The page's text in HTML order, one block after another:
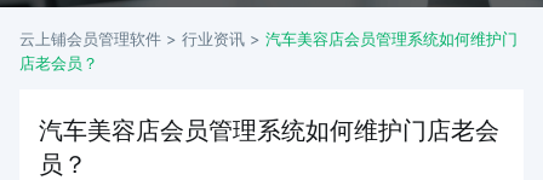
云上铺会员管理软件 > 行业资讯 > 汽车美容店会员管理系统如何维护门
店老会员？
汽车美容店会员管理系统如何维护门店老会
员？